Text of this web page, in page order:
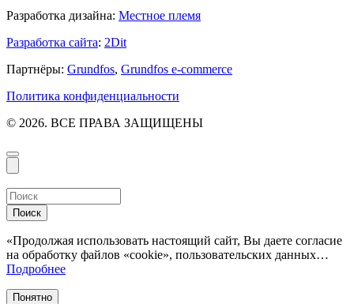
Разработка дизайна: Местное племя
Разработка сайта: 2Dit
Партнёры: Grundfos, Grundfos e-commerce
Политика конфиденциальности
© 2026. ВСЕ ПРАВА ЗАЩИЩЕНЫ
Поиск
«Продолжая использовать настоящий сайт, Вы даете согласие
на обработку файлов «cookie», пользовательских данных…
Подробнее
Понятно